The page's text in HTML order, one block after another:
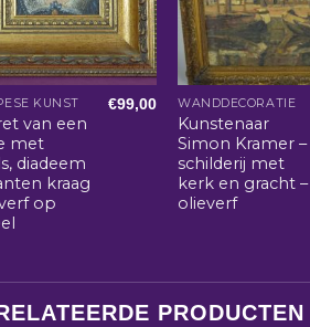
KUNST
van een
met
diadeem
kraag
op
€99,00 WANDDECORATIE
Kunstenaar
Simon Kramer –
schilderij met
kerk en gracht –
olieverf
PRODUCTEN